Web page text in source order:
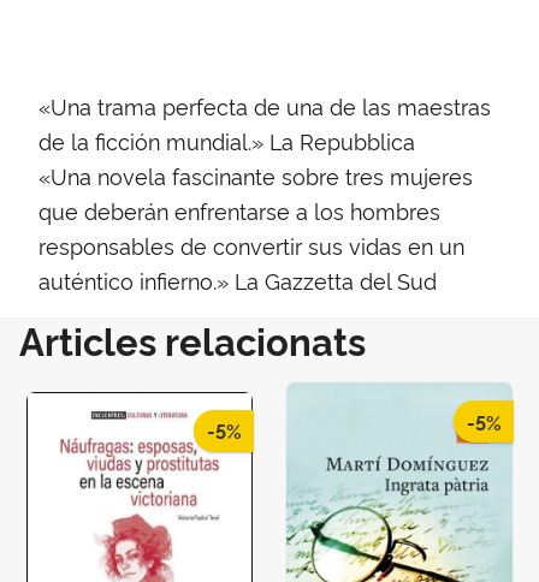
«Una trama perfecta de una de las maestras
de la ficción mundial.» La Repubblica
«Una novela fascinante sobre tres mujeres
que deberán enfrentarse a los hombres
responsables de convertir sus vidas en un
auténtico infierno.» La Gazzetta del Sud
Articles relacionats
-5% -5%